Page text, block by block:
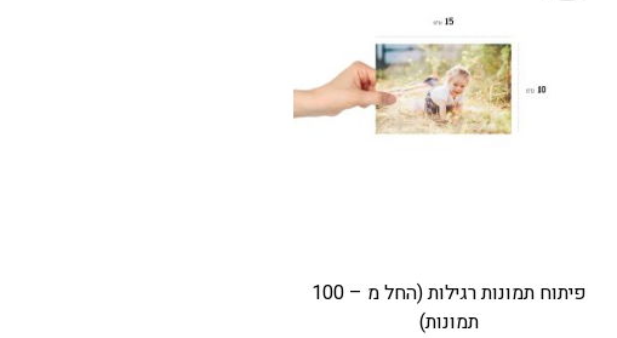
פיתוח תמונות רגילות (החל מ – 100
תמונות)